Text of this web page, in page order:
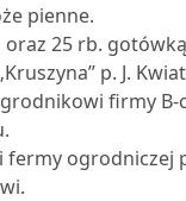
pienne.
oraz 25 rb.
p. J.
firmy B-
ogrodniczej